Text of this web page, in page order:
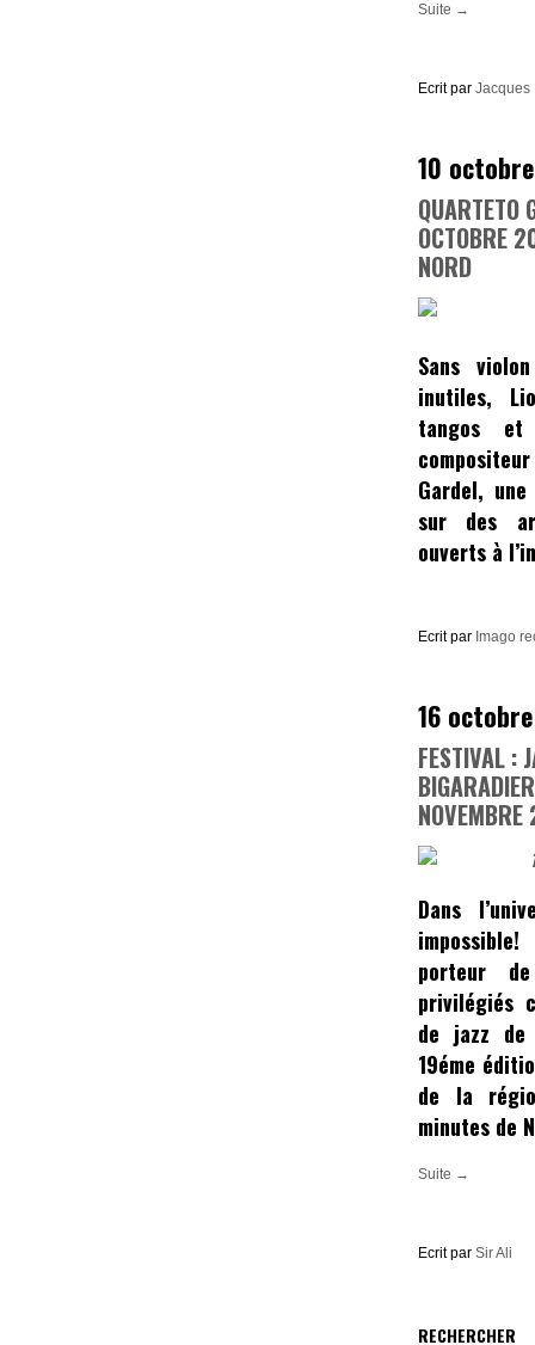
Suite →
Ecrit par Jacques
10
QUARTETO
OCTOBRE
NORD
Sans
inutiles,
tangos et
Gardel,
sur des
ouverts à
Ecrit par Imago
16
FESTIVAL :
Dans
porteur
privilégiés
de jazz
19éme
de la
minutes de
Suite →
Ecrit par Sir Ali
RECHERCHER